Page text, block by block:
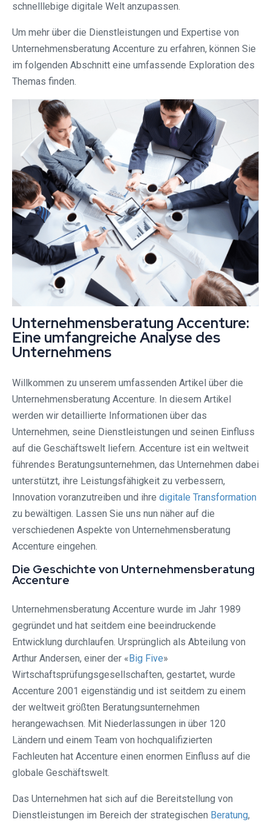
schnelllebige digitale Welt anzupassen.
Um mehr über die Dienstleistungen und Expertise von
Unternehmensberatung Accenture zu erfahren, können Sie
im folgenden Abschnitt eine umfassende Exploration des
Themas finden.
Unternehmensberatung Accenture:
Eine umfangreiche Analyse des
Unternehmens
Willkommen zu unserem umfassenden Artikel über die
Unternehmensberatung Accenture. In diesem Artikel
werden wir detaillierte Informationen über das
Unternehmen, seine Dienstleistungen und seinen Einfluss
auf die Geschäftswelt liefern. Accenture ist ein weltweit
führendes Beratungsunternehmen, das Unternehmen dabei
unterstützt, ihre Leistungsfähigkeit zu verbessern,
Innovation voranzutreiben und ihre digitale Transformation
zu bewältigen. Lassen Sie uns nun näher auf die
verschiedenen Aspekte von Unternehmensberatung
Accenture eingehen.
Die Geschichte von Unternehmensberatung
Accenture
Unternehmensberatung Accenture wurde im Jahr 1989
gegründet und hat seitdem eine beeindruckende
Entwicklung durchlaufen. Ursprünglich als Abteilung von
Arthur Andersen, einer der « Big Five»
Wirtschaftsprüfungsgesellschaften, gestartet, wurde
Accenture 2001 eigenständig und ist seitdem zu einem
der weltweit größten Beratungsunternehmen
herangewachsen. Mit Niederlassungen in über 120
Ländern und einem Team von hochqualifizierten
Fachleuten hat Accenture einen enormen Einfluss auf die
globale Geschäftswelt.
Das Unternehmen hat sich auf die Bereitstellung von
Dienstleistungen im Bereich der strategischen Beratung,